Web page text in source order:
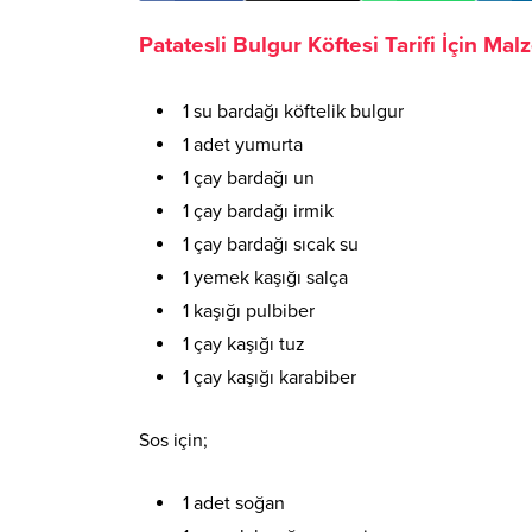
Patatesli Bulgur Köftesi Tarifi İçin
1 su bardağı köftelik bulgur
1 adet yumurta
1 çay bardağı un
1 çay bardağı irmik
1 çay bardağı sıcak su
1 yemek kaşığı salça
1 kaşığı pulbiber
1 çay kaşığı tuz
1 çay kaşığı karabiber
Sos için;
1 adet soğan